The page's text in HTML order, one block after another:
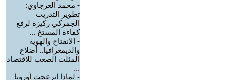
- محمد العرجاوي:
تطوير التدريب
الجمركي ركيزة لرفع
كفاءة المستخ ...
- الانفتاح والهوية
والديمغرافيا.. أضلاع
المثلث الصعب للاقتصاد
...
- لماذا انزعجت أوروبا